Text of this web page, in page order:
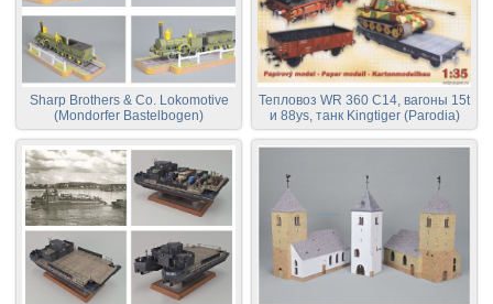
Sharp Brothers & Co. Lokomotive
(Mondorfer Bastelbogen)
Тепловоз WR 360 C14, вагоны 15t
и 88ys, танк Kingtiger (Parodia)